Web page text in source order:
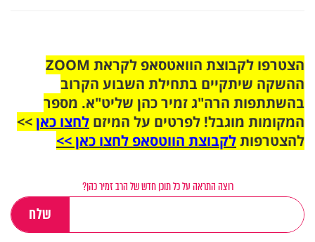
הצטרפו לקבוצת הוואטסאפ לקראת ZOOM
ההשקה שיתקיים בתחילת השבוע הקרוב
בהשתתפות הרה"ג זמיר כהן שליט"א. מספר
המקומות מוגבל! לפרטים על המיזם לחצו כאן>>
להצטרפותלקבוצת הווטסאפ לחצו כאן >>
רוצה התראה על כל תוכן חדש של הרב זמיר כהן?